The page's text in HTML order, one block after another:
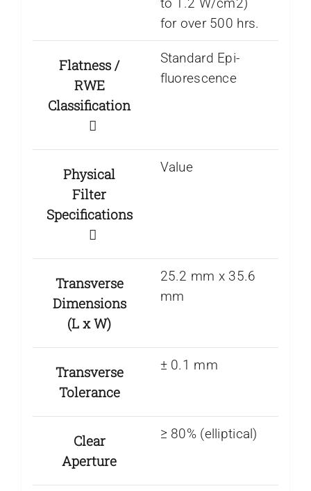
to 1.2 W/cm2)
for over 500 hrs.
Flatness /
RWE
Classification
Standard Epi-
fluorescence
Physical
Filter
Specifications
Value
Transverse
Dimensions
(L x W)
25.2 mm x 35.6
mm
Transverse
Tolerance
± 0.1 mm
Clear
Aperture
≥ 80% (elliptical)